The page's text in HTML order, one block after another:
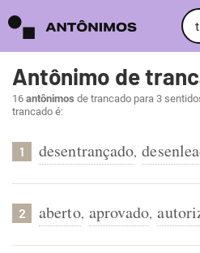
Antônimo de
16 antônimos de trancado para 3
trancado é:
1 desentrançado,
2 aberto, aprovado,